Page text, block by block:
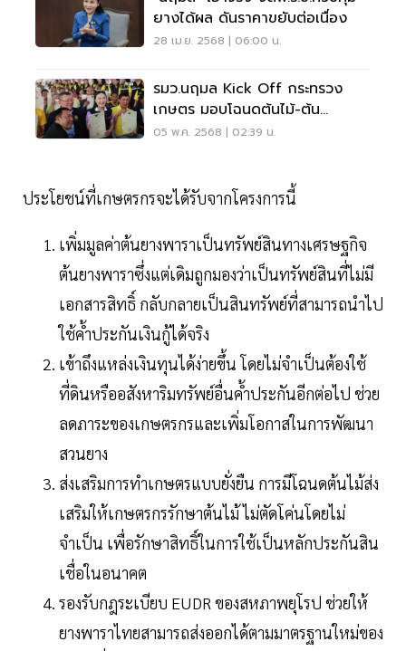
ยางได้ผล ดันราคาขยับต่อเนื่อง
28 เม.ย. 2568 | 06:00 น.
รมว.นฤมล Kick Off กระทรวง
เกษตร มอบโฉนดต้นไม้-ต้น
ยางพารา วันที่ 14 พ.ค.นี้
05 พ.ค. 2568 | 02:39 น.
ประโยชน์ที่เกษตรกรจะได้รับจากโครงการนี้
เพิ่มมูลค่าต้นยางพาราเป็นทรัพย์สินทางเศรษฐกิจ
ต้นยางพาราซึ่งแต่เดิมถูกมองว่าเป็นทรัพย์สินที่ไม่มี
เอกสารสิทธิ์ กลับกลายเป็นสินทรัพย์ที่สามารถนำไป
ใช้ค้ำประกันเงินกู้ได้จริง
เข้าถึงแหล่งเงินทุนได้ง่ายขึ้น โดยไม่จำเป็นต้องใช้
ที่ดินหรืออสังหาริมทรัพย์อื่นค้ำประกันอีกต่อไป ช่วย
ลดภาระของเกษตรกรและเพิ่มโอกาสในการพัฒนา
สวนยาง
ส่งเสริมการทำเกษตรแบบยั่งยืน การมีโฉนดต้นไม้ส่ง
เสริมให้เกษตรกรรักษาต้นไม้ ไม่ตัดโค่นโดยไม่
จำเป็น เพื่อรักษาสิทธิ์ในการใช้เป็นหลักประกันสิน
เชื่อในอนาคต
รองรับกฎระเบียบ EUDR ของสหภาพยุโรป ช่วยให้
ยางพาราไทยสามารถส่งออกได้ตามมาตรฐานใหม่ของ